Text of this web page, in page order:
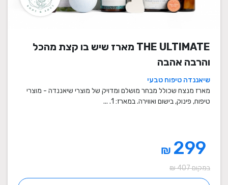
THE ULTIMATE מארז שיש בו קצת מהכל
והרבה אהבה
שיאננדה טיפוח טבעי
מארז מנצח שכולל מבחר מושלם ומדויק של מוצרי שיאננדה - מוצרי
טיפוח, פינוק, בישום ואווירה. במארז: 1. ...
₪
במקום 407 ₪